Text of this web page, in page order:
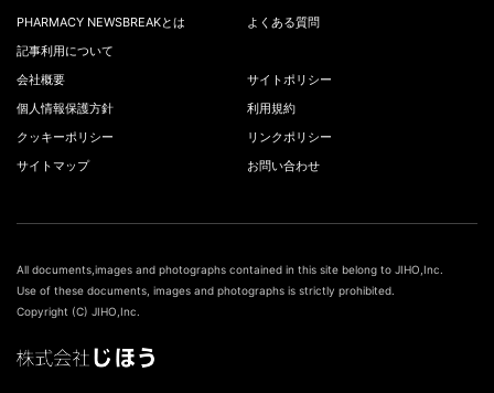
PHARMACY NEWSBREAKとは
よくある質問
記事利用について
会社概要
サイトポリシー
個人情報保護方針
利用規約
クッキーポリシー
リンクポリシー
サイトマップ
お問い合わせ
All documents,images and photographs contained in this site belong to JIHO,Inc.
Use of these documents, images and photographs is strictly prohibited.
Copyright (C) JIHO,Inc.